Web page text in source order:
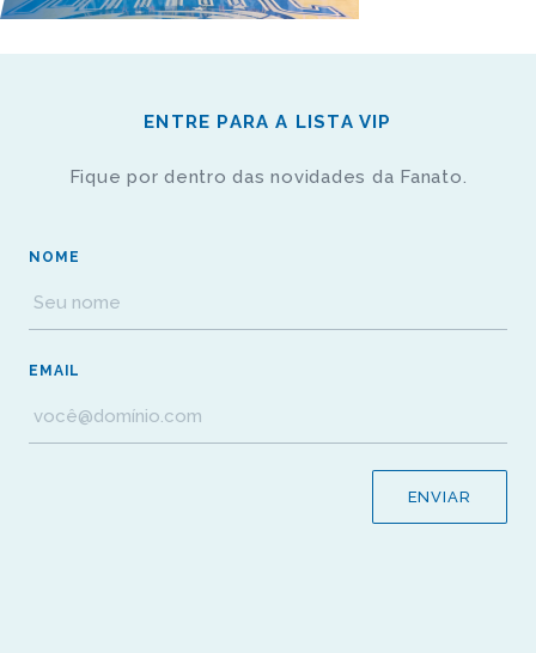
ENTRE PARA A LISTA VIP
Fique por dentro das novidades da Fanato.
NOME
EMAIL